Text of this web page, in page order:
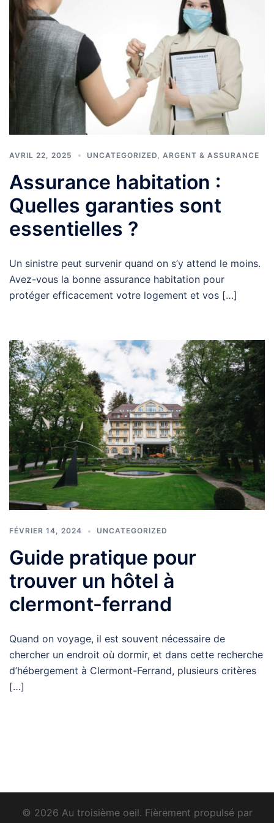
AVRIL 22, 2025 UNCATEGORIZED ARGENT & ASSURANCE
Assurance habitation :
Quelles garanties sont
essentielles ?
Un sinistre peut survenir quand on s’y attend le moins.
Avez-vous la bonne assurance habitation pour
protéger efficacement votre logement et vos […]
FÉVRIER 14, 2024 UNCATEGORIZED
Guide pratique pour
trouver un hôtel à
clermont-ferrand
Quand on voyage, il est souvent nécessaire de
chercher un endroit où dormir, et dans cette recherche
d’hébergement à Clermont-Ferrand, plusieurs critères
[…]
© 2026 Au troisième oeil. Fièrement propulsé par